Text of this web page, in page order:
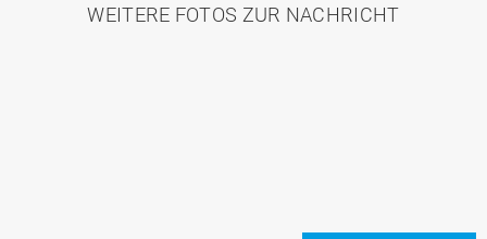
WEITERE FOTOS ZUR NACHRICHT